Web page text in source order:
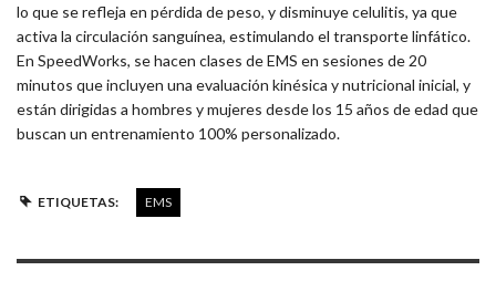
lo que se refleja en pérdida de peso, y disminuye celulitis, ya que
activa la circulación sanguínea, estimulando el transporte linfático.
En SpeedWorks, se hacen clases de EMS en sesiones de 20
minutos que incluyen una evaluación kinésica y nutricional inicial, y
están dirigidas a hombres y mujeres desde los 15 años de edad que
buscan un entrenamiento 100% personalizado.
ETIQUETAS: EMS